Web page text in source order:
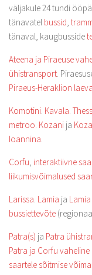
väljakule 24 tundi
tänavatel bussid,
tänaval, kaugbusside
Ateena ja Piraeuse
ühistransport.
Piraeus-Heraklion
Komotini. Kavala.
metroo. Kozani ja
Ioannina.
Corfu, interaktiivne
liikumisvõimalused
Larissa. Lamia ja
bussiettevõte
Patra(s) ja Patra
Patra ja Corfu
saartele sõitmise